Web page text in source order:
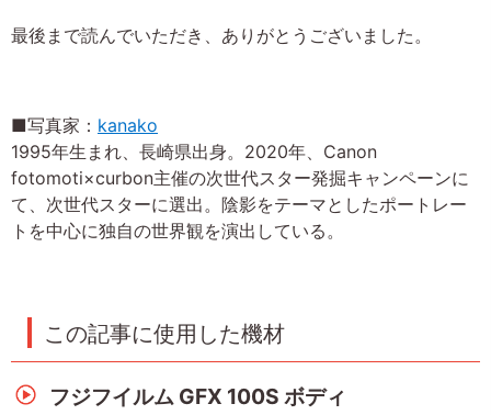
最後まで読んでいただき、ありがとうございました。
■写真家： kanako
1995年生まれ、長崎県出身。2020年、Canon
fotomoti×curbon主催の次世代スター発掘キャンペーンに
て、次世代スターに選出。陰影をテーマとしたポートレー
トを中心に独自の世界観を演出している。
この記事に使用した機材
フジフイルム GFX 100S ボディ